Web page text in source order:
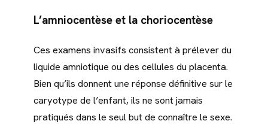
L’amniocentèse et la choriocentèse
Ces examens invasifs consistent à prélever du
liquide amniotique ou des cellules du placenta.
Bien qu’ils donnent une réponse définitive sur le
caryotype de l’enfant, ils ne sont jamais
pratiqués dans le seul but de connaître le sexe.